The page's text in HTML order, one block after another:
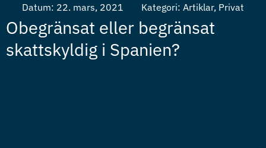
Datum: 22. mars, 2021 Kategori: Artiklar, Privat
Obegränsat eller begränsat
skattskyldig i Spanien?